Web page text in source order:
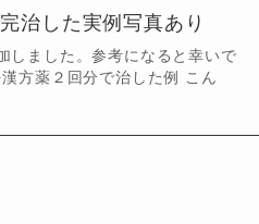
治した実例写真あり
しました。参考になると幸いで
方薬２回分で治した例 こん